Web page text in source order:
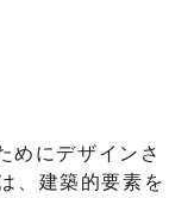
めにデザインさ
、建築的要素を